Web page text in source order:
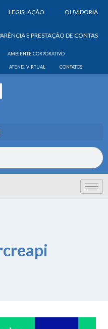
LEGISLAÇÃO OUVIDORIA
E PRESTAÇÃO DE CONTAS
AMBIENTE CORPORATIVO
ATEND. VIRTUAL CONTATOS